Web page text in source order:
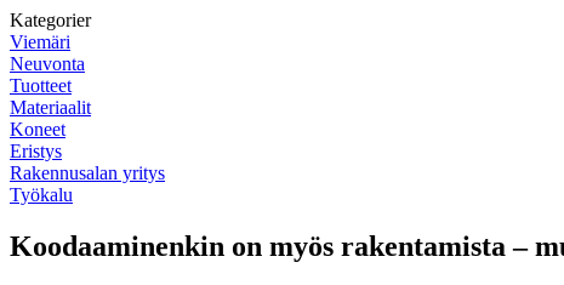
Kategorier
Viemäri
Neuvonta
Tuotteet
Materiaalit
Koneet
Eristys
Rakennusalan yritys
Työkalu
Koodaaminenkin on myös rakentamista –